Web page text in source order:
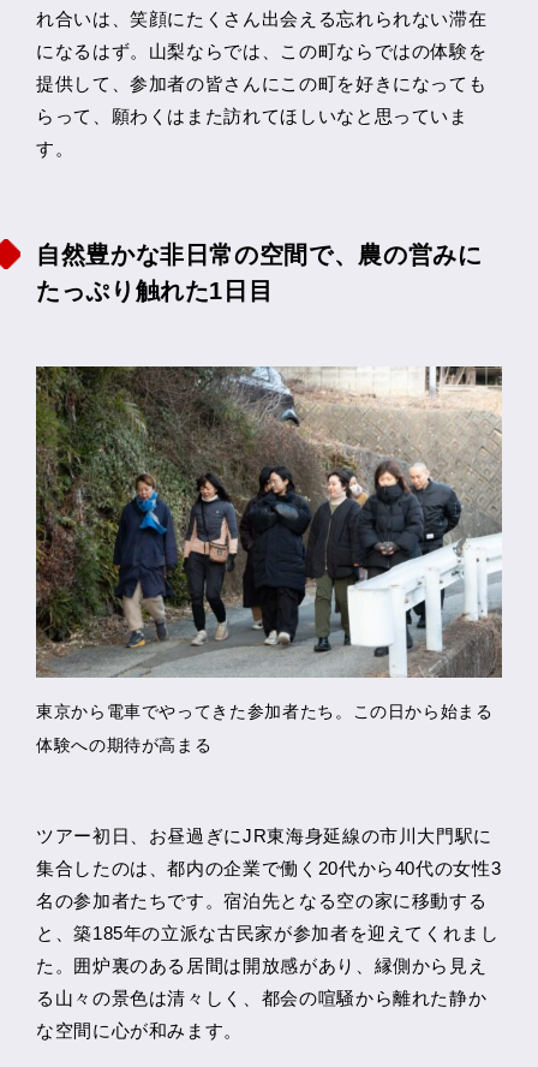
れ合いは、笑顔にたくさん出会える忘れられない滞在
になるはず。山梨ならでは、この町ならではの体験を
提供して、参加者の皆さんにこの町を好きになっても
らって、願わくはまた訪れてほしいなと思っていま
す。
自然豊かな非日常の空間で、農の営みに
たっぷり触れた1日目
東京から電車でやってきた参加者たち。この日から始まる
体験への期待が高まる
ツアー初日、お昼過ぎにJR東海身延線の市川大門駅に
集合したのは、都内の企業で働く20代から40代の女性3
名の参加者たちです。宿泊先となる空の家に移動する
と、築185年の立派な古民家が参加者を迎えてくれまし
た。囲炉裏のある居間は開放感があり、縁側から見え
る山々の景色は清々しく、都会の喧騒から離れた静か
な空間に心が和みます。